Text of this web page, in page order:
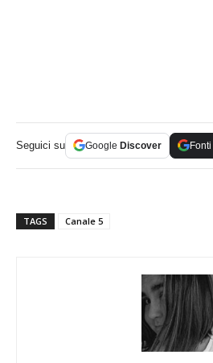
Seguici su Google Discover Fonti
TAGS Canale 5